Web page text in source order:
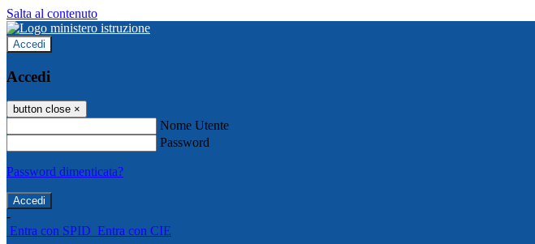
Salta al contenuto
Accedi
Accedi
button close ×
Nome Utente
Password
Password dimenticata?
-
Entra con SPID Entra con CIE